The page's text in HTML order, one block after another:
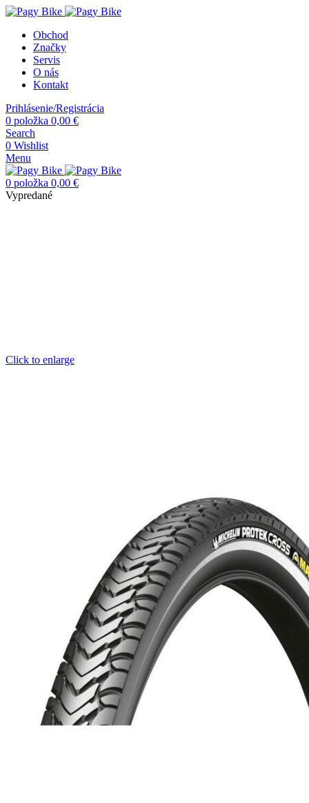
Obchod
Značky
Servis
O nás
Kontakt
Prihlásenie/Registrácia
0 položka 0,00 €
Search
0 Wishlist
Menu
0 položka 0,00 €
Vypredané
Click to enlarge